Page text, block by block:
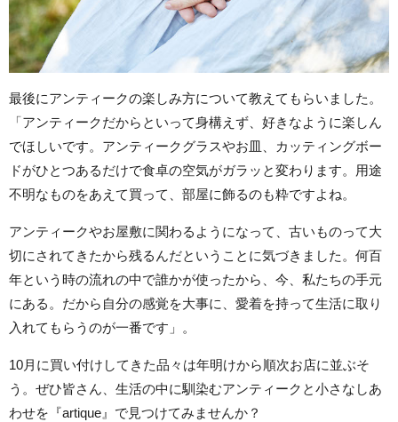
最後にアンティークの楽しみ方について教えてもらいました。
「アンティークだからといって身構えず、好きなように楽しん
でほしいです。アンティークグラスやお皿、カッティングボー
ドがひとつあるだけで食卓の空気がガラッと変わります。用途
不明なものをあえて買って、部屋に飾るのも粋ですよね。
アンティークやお屋敷に関わるようになって、古いものって大
切にされてきたから残るんだということに気づきました。何百
年という時の流れの中で誰かが使ったから、今、私たちの手元
にある。だから自分の感覚を大事に、愛着を持って生活に取り
入れてもらうのが一番です」。
10月に買い付けしてきた品々は年明けから順次お店に並ぶそ
う。ぜひ皆さん、生活の中に馴染むアンティークと小さなしあ
わせを『artique』で見つけてみませんか？